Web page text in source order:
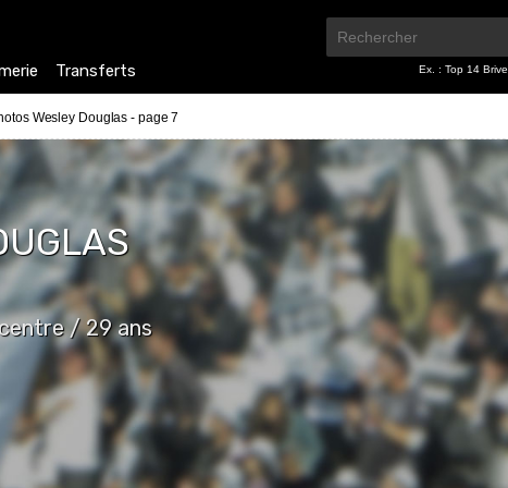
Ex. : Top 14 Brive
Transferts
Wesley Douglas - page 7
/ 29 ans